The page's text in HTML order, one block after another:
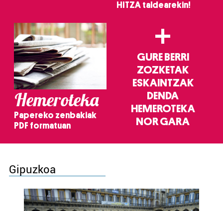
HITZA taldearekin!
Hemeroteka
Papereko zenbakiak
PDF formatuan
+
GURE BERRI
ZOZKETAK
ESKAINTZAK
DENDA
HEMEROTEKA
NOR GARA
Gipuzkoa